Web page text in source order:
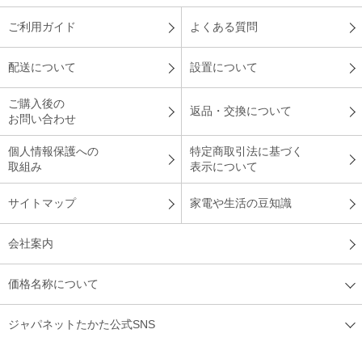
ご利用ガイド よくある質問
配送について 設置について
ご購入後の
お問い合わせ
返品・交換について
個人情報保護への
取組み
特定商取引法に基づく
表示について
サイトマップ 家電や生活の豆知識
会社案内
価格名称について
ジャパネットたかた公式SNS